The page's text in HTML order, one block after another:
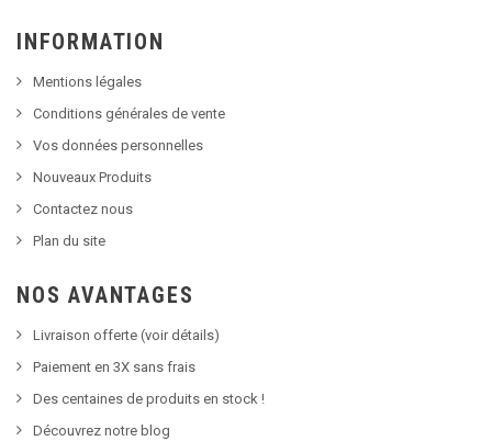
INFORMATION
Mentions légales
Conditions générales de vente
Vos données personnelles
Nouveaux Produits
Contactez nous
Plan du site
NOS AVANTAGES
Livraison offerte (voir détails)
Paiement en 3X sans frais
Des centaines de produits en stock !
Découvrez notre blog